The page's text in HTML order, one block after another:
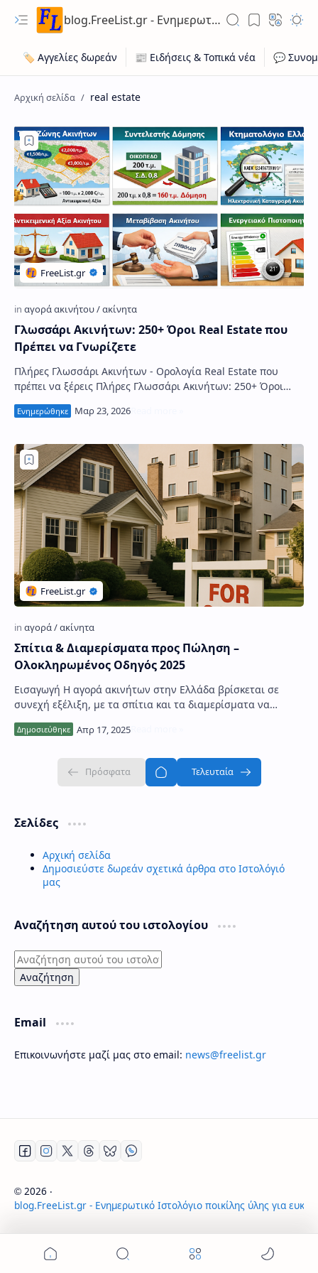
blog.FreeList.gr - Ενημερωτικό Ιστολόγιο ποικίλης ύλης για ευκαιρίες εργασίας, ακίνητων, οχήματων
real estate
Γλωσσάρι Ακινήτων: 250+ Όροι Real Estate που
Πρέπει να Γνωρίζετε
Πλήρες Γλωσσάρι Ακινήτων - Ορολογία Real Estate που
πρέπει να ξέρεις Πλήρες Γλωσσάρι Ακινήτων: 250+ Όροι
Σπίτια & Διαμερίσματα προς Πώληση –
Ολοκληρωμένος Οδηγός 2025
Εισαγωγή Η αγορά ακινήτων στην Ελλάδα βρίσκεται σε
συνεχή εξέλιξη, με τα σπίτια και τα διαμερίσματα να
αποτελούν τις πιο δημοφιλείς κατηγορίες. Ε…
Σελίδες
Αρχική σελίδα
Δημοσιεύστε δωρεάν σχετικά άρθρα στο Ιστολόγιό
μας
Αναζήτηση αυτού του ιστολογίου
Email
Επικοινωνήστε μαζί μας στο email: news@freelist.gr
© 2026 ‧
blog.FreeList.gr - Ενημερωτικό Ιστολόγιο ποικίλης ύλης για